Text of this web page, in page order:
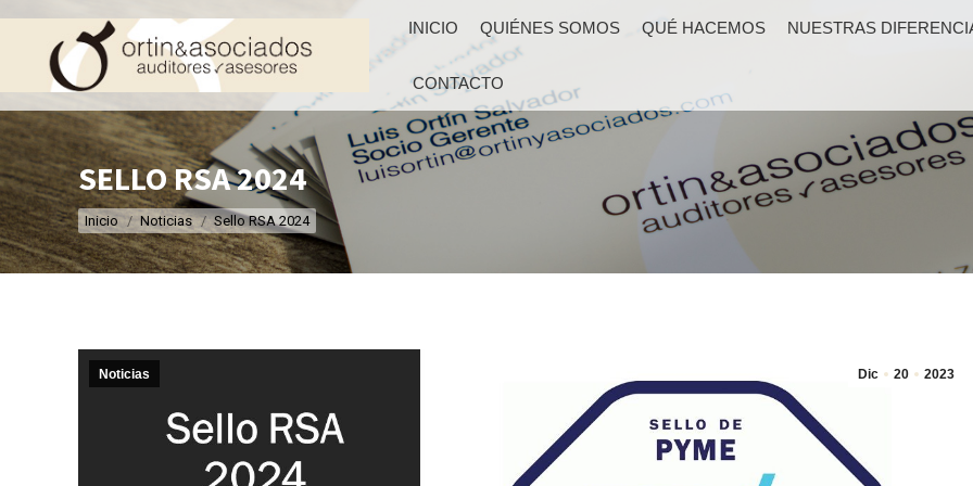
INICIO QUIÉNES SOMOS QUÉ HACEMOS NUESTRAS
CONTACTO
SELLO RSA 2024
Estás aquí:
Inicio Noticias Sello RSA 2024
Dic 20 2023
Noticias